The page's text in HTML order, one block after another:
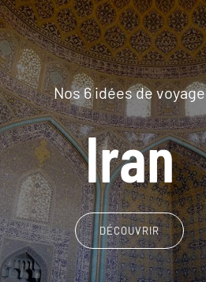
Nos 6 idées de voyage
Iran
DÉCOUVRIR